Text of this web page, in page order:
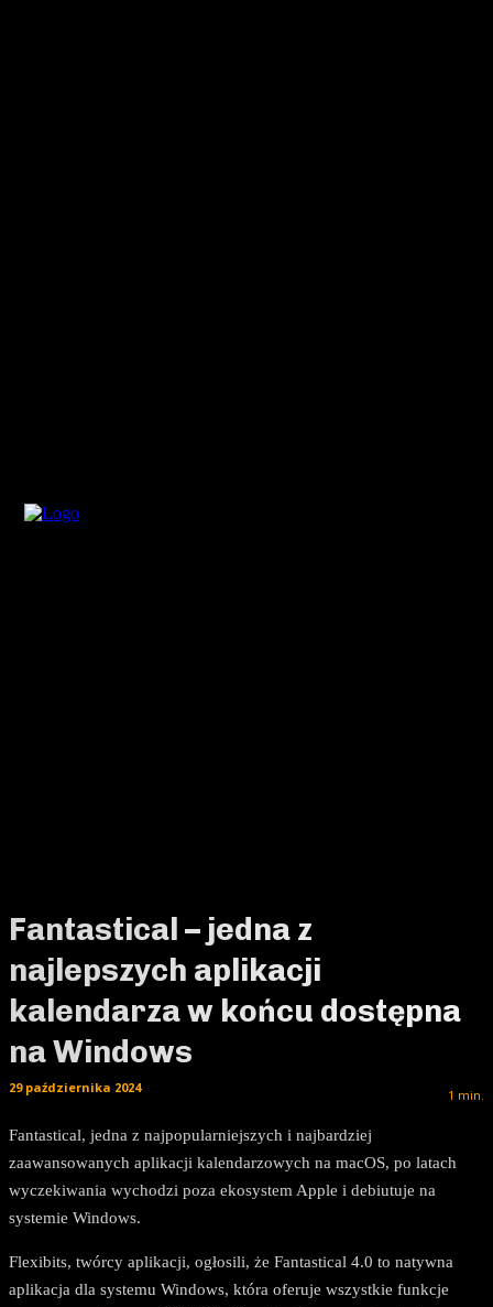
Fantastical – jedna z
najlepszych aplikacji
kalendarza w końcu dostępna
na Windows
1 min.
29 października 2024
Fantastical, jedna z najpopularniejszych i najbardziej
zaawansowanych aplikacji kalendarzowych na macOS, po latach
wyczekiwania wychodzi poza ekosystem Apple i debiutuje na
systemie Windows.
Flexibits, twórcy aplikacji, ogłosili, że Fantastical 4.0 to natywna
aplikacja dla systemu Windows, która oferuje wszystkie funkcje